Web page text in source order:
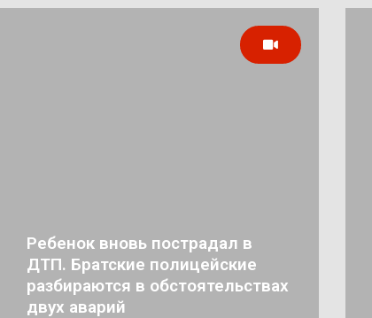
Ребенок вновь пострадал в
ДТП. Братские полицейские
разбираются в обстоятельствах
двух аварий